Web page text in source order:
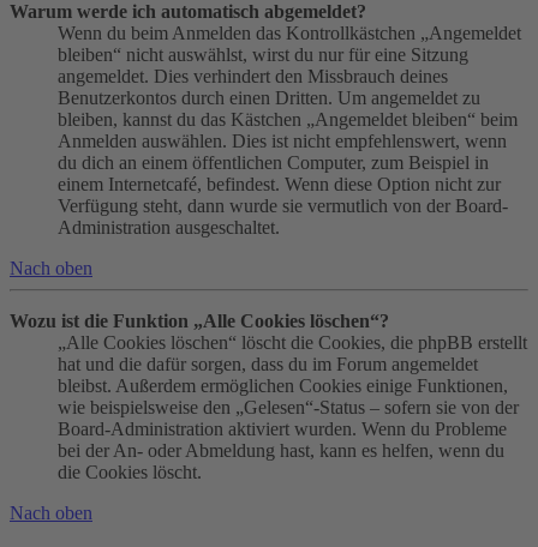
Warum werde ich automatisch abgemeldet?
Wenn du beim Anmelden das Kontrollkästchen „Angemeldet
bleiben“ nicht auswählst, wirst du nur für eine Sitzung
angemeldet. Dies verhindert den Missbrauch deines
Benutzerkontos durch einen Dritten. Um angemeldet zu
bleiben, kannst du das Kästchen „Angemeldet bleiben“ beim
Anmelden auswählen. Dies ist nicht empfehlenswert, wenn
du dich an einem öffentlichen Computer, zum Beispiel in
einem Internetcafé, befindest. Wenn diese Option nicht zur
Verfügung steht, dann wurde sie vermutlich von der Board-
Administration ausgeschaltet.
Nach oben
Wozu ist die Funktion „Alle Cookies löschen“?
„Alle Cookies löschen“ löscht die Cookies, die phpBB erstellt
hat und die dafür sorgen, dass du im Forum angemeldet
bleibst. Außerdem ermöglichen Cookies einige Funktionen,
wie beispielsweise den „Gelesen“-Status – sofern sie von der
Board-Administration aktiviert wurden. Wenn du Probleme
bei der An- oder Abmeldung hast, kann es helfen, wenn du
die Cookies löscht.
Nach oben